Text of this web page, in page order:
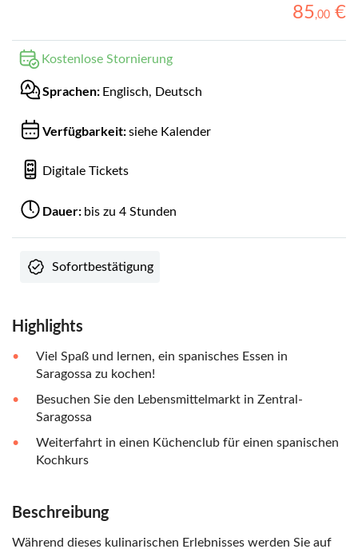
85,00 €
Kostenlose Stornierung
Sprachen: Englisch, Deutsch
Verfügbarkeit:siehe Kalender
Digitale Tickets
Dauer: bis zu 4 Stunden
Sofortbestätigung
Highlights
Viel Spaß und lernen, ein spanisches Essen in
Saragossa zu kochen!
Besuchen Sie den Lebensmittelmarkt in Zentral-
Saragossa
Weiterfahrt in einen Küchenclub für einen spanischen
Kochkurs
Beschreibung
Während dieses kulinarischen Erlebnisses werden Sie auf